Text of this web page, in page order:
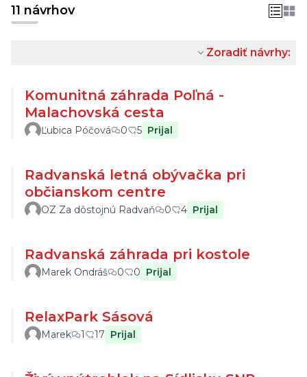
11 návrhov
Zoradiť návrhy:
Komunitná záhrada Poľná -
Malachovská cesta
Ľubica Póčová 0 5 Prijal
Radvanská letná obývačka pri
občianskom centre
OZ Za dôstojnú Radvaň 0 4 Prijal
Radvanská záhrada pri kostole
Marek Ondráš 0 0 Prijal
RelaxPark Sásová
Marek 1 17 Prijal